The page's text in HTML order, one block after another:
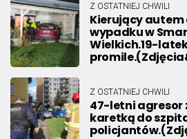
Z OSTATNIEJ CHWILI
Kierujący autem
wypadku w
Wielkich.19-
Z OSTATNIEJ CHWILI
47-letni agresor
karetką do